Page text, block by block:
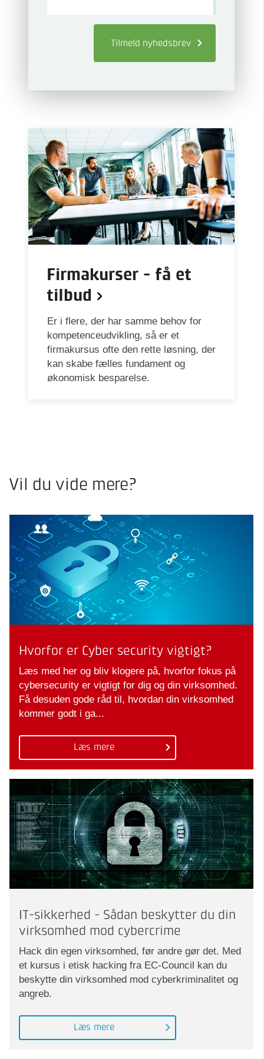
Tilmeld nyhedsbrev
Firmakurser - få et
tilbud
Er i flere, der har samme behov for
kompetenceudvikling, så er et
firmakursus ofte den rette løsning, der
kan skabe fælles fundament og
økonomisk besparelse.
Vil du vide mere?
Hvorfor er Cyber security vigtigt?
Læs med her og bliv klogere på, hvorfor fokus på
cybersecurity er vigtigt for dig og din virksomhed.
Få desuden gode råd til, hvordan din virksomhed
kommer godt i ga...
Læs mere
IT-sikkerhed - Sådan beskytter du din
virksomhed mod cybercrime
Hack din egen virksomhed, før andre gør det. Med
et kursus i etisk hacking fra EC-Council kan du
beskytte din virksomhed mod cyberkriminalitet og
angreb.
Læs mere